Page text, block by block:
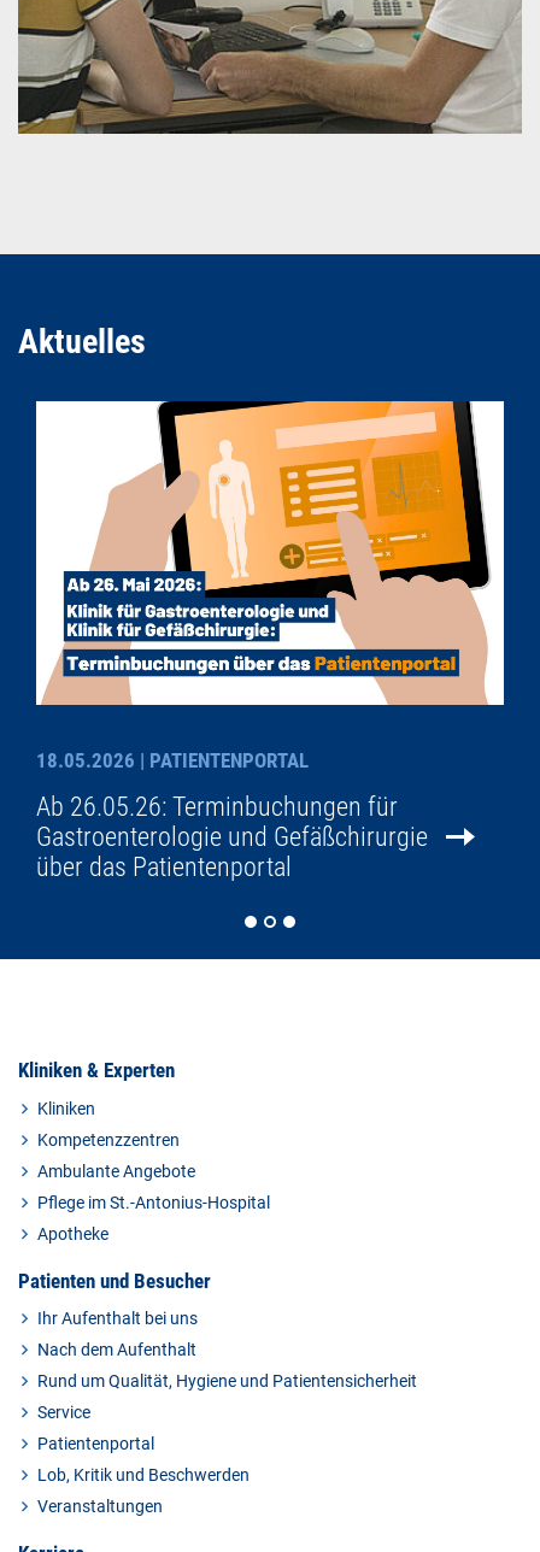
Aktuelles
18.05.2026 | PATIENTENPORTAL
Ab 26.05.26: Terminbuchungen für
Gastroenterologie und Gefäßchirurgie
über das Patientenportal
Kliniken & Experten
Kliniken
Kompetenzzentren
Ambulante Angebote
Pflege im St.-Antonius-Hospital
Apotheke
Patienten und Besucher
Ihr Aufenthalt bei uns
Nach dem Aufenthalt
Rund um Qualität, Hygiene und Patientensicherheit
Service
Patientenportal
Lob, Kritik und Beschwerden
Veranstaltungen